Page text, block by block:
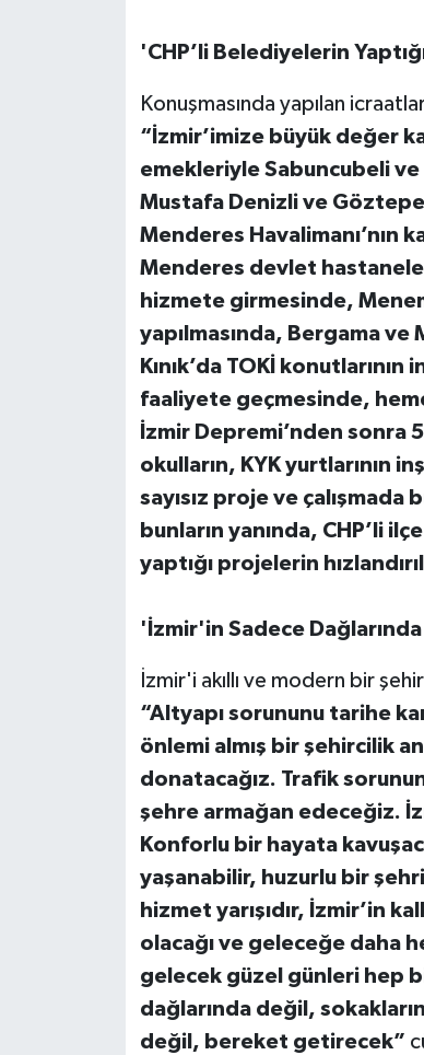
'CHP’li Belediyelerin
Konuşmasında yapılan
“İzmir’imize büyük değer
emekleriyle Sabuncubeli
Mustafa Denizli ve Göztepe
Menderes Havalimanı’nın
Menderes devlet
hizmete girmesinde,
yapılmasında, Bergama
Kınık’da TOKİ
faaliyete geçmesinde,
İzmir Depremi’nden sonra
okulların, KYK yurtlarının
sayısız proje ve çalışmada
bunların yanında, CHP’li
yaptığı projelerin
'İzmir'in Sadece
İzmir'i akıllı ve modern bir
“Altyapı sorununu tarihe
önlemi almış bir şehircilik
donatacağız. Trafik
şehre armağan edeceğiz.
Konforlu bir hayata
yaşanabilir, huzurlu bir
hizmet yarışıdır, İzmir’in
olacağı ve geleceğe daha
gelecek güzel günleri hep
dağlarında değil,
değil, bereket getirecek”